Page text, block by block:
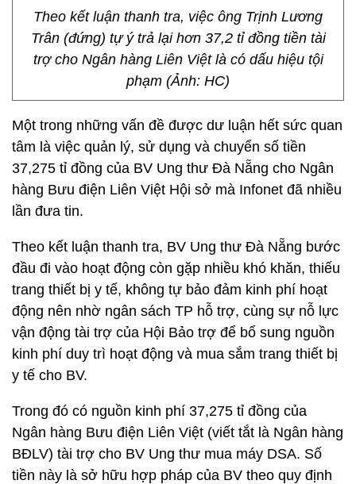
Theo kết luận thanh tra, việc ông Trịnh Lương
Trân (đứng) tự ý trả lại hơn 37,2 tỉ đồng tiền tài
trợ cho Ngân hàng Liên Việt là có dấu hiệu tội
phạm (Ảnh: HC)
Một trong những vấn đề được dư luận hết sức quan
tâm là việc quản lý, sử dụng và chuyển số tiền
37,275 tỉ đồng của BV Ung thư Đà Nẵng cho Ngân
hàng Bưu điện Liên Việt Hội sở mà Infonet đã nhiều
lần đưa tin.
Theo kết luận thanh tra, BV Ung thư Đà Nẵng bước
đầu đi vào hoạt động còn gặp nhiều khó khăn, thiếu
trang thiết bị y tế, không tự bảo đảm kinh phí hoạt
động nên nhờ ngân sách TP hỗ trợ, cùng sự nỗ lực
vận động tài trợ của Hội Bảo trợ để bổ sung nguồn
kinh phí duy trì hoạt động và mua sắm trang thiết bị
y tế cho BV.
Trong đó có nguồn kinh phí 37,275 tỉ đồng của
Ngân hàng Bưu điện Liên Việt (viết tắt là Ngân hàng
BĐLV) tài trợ cho BV Ung thư mua máy DSA. Số
tiền này là sở hữu hợp pháp của BV theo quy định